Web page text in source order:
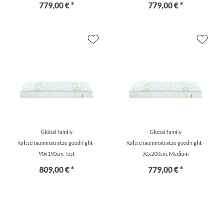
779,00 € * 779,00 € *
Global family
Kaltschaummatratze goodnight -
90x190cm, fest
809,00 € *
Global family
Kaltschaummatratze goodnight -
90x200cm, Medium
779,00 € *